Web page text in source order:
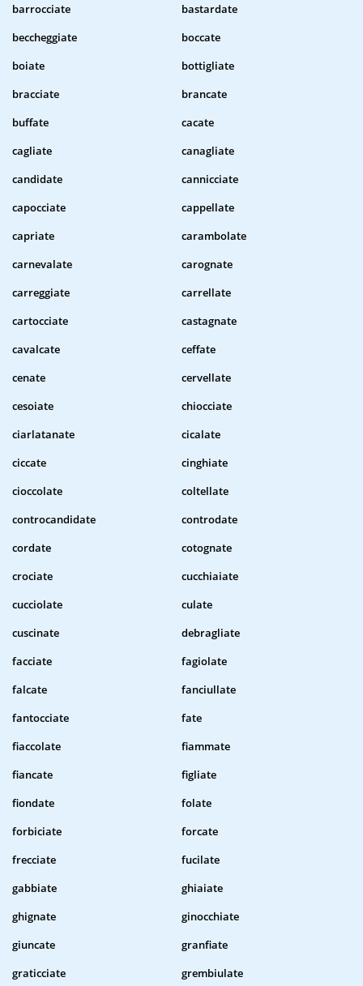
barrocciate
bastardate
beccheggiate
boccate
boiate
bottigliate
bracciate
brancate
buffate
cacate
cagliate
canagliate
candidate
cannicciate
capocciate
cappellate
capriate
carambolate
carnevalate
carognate
carreggiate
carrellate
cartocciate
castagnate
cavalcate
ceffate
cenate
cervellate
cesoiate
chiocciate
ciarlatanate
cicalate
ciccate
cinghiate
cioccolate
coltellate
controcandidate
controdate
cordate
cotognate
crociate
cucchiaiate
cucciolate
culate
cuscinate
debragliate
facciate
fagiolate
falcate
fanciullate
fantocciate
fate
fiaccolate
fiammate
fiancate
figliate
fiondate
folate
forbiciate
forcate
frecciate
fucilate
gabbiate
ghiaiate
ghignate
ginocchiate
giuncate
granfiate
graticciate
grembiulate